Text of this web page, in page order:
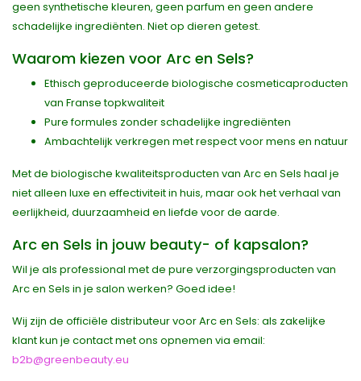
geen synthetische kleuren, geen parfum en geen andere
schadelijke ingrediënten. Niet op dieren getest.
Waarom kiezen voor Arc en Sels?
Ethisch geproduceerde biologische cosmeticaproducten
van Franse topkwaliteit
Pure formules zonder schadelijke ingrediënten
Ambachtelijk verkregen met respect voor mens en natuur
Met de biologische kwaliteitsproducten van Arc en Sels haal je
niet alleen luxe en effectiviteit in huis, maar ook het verhaal van
eerlijkheid, duurzaamheid en liefde voor de aarde.
Arc en Sels in jouw beauty- of kapsalon?
Wil je als professional met de pure verzorgingsproducten van
Arc en Sels in je salon werken? Goed idee!
Wij zijn de officiële distributeur voor Arc en Sels: als zakelijke
klant kun je contact met ons opnemen via email:
b2b@greenbeauty.eu